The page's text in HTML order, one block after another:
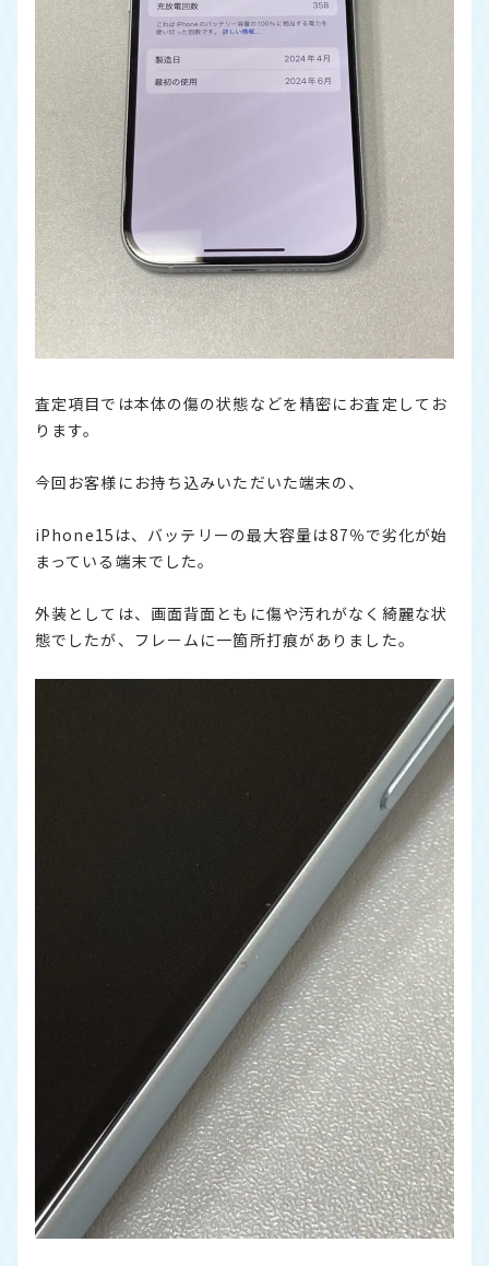
査定項目では本体の傷の状態などを精密にお査定してお
ります。
今回お客様にお持ち込みいただいた端末の、
iPhone15は、バッテリーの最大容量は87％で劣化が始
まっている端末でした。
外装としては、画面背面ともに傷や汚れがなく綺麗な状
態でしたが、フレームに一箇所打痕がありました。